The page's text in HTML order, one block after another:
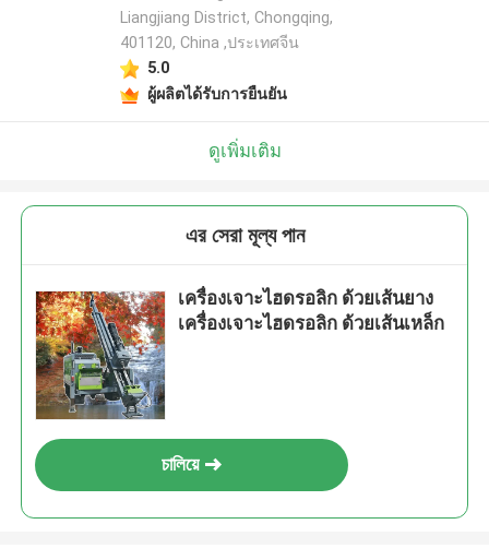
Liangjiang District, Chongqing,
401120, China ,ประเทศจีน
5.0
ผู้ผลิตได้รับการยืนยัน
ดูเพิ่มเติม
এর সেরা মূল্য পান
เครื่องเจาะไฮดรอลิก ด้วยเส้นยาง
เครื่องเจาะไฮดรอลิก ด้วยเส้นเหล็ก
চালিয়ে